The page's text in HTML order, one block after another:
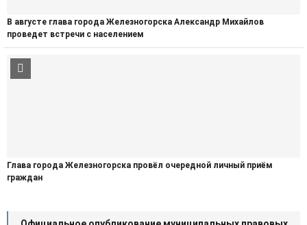
В августе глава города Железногорска Александр Михайлов
проведет встречи с населением
Глава города Железногорска провёл очередной личный приём
граждан